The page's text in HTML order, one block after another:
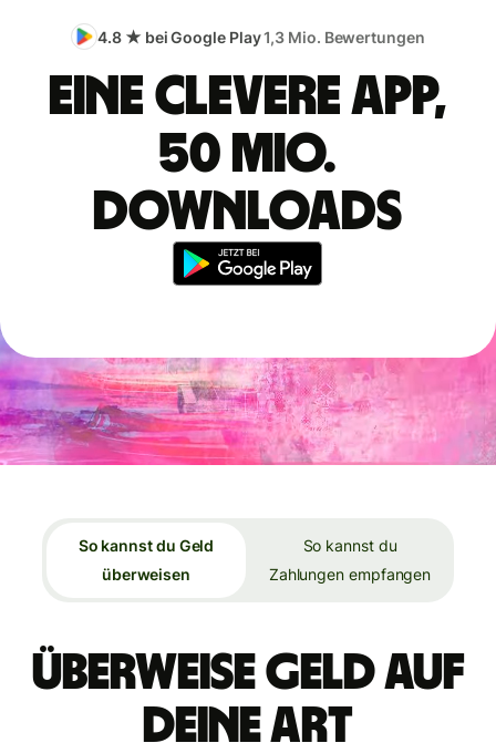
4.8 ★ bei Google Play1,3 Mio. Bewertungen
Eine clevere App,
50 Mio.
Downloads
So kannst du Geld
überweisen
So kannst du
Zahlungen empfangen
Überweise Geld auf
deine Art